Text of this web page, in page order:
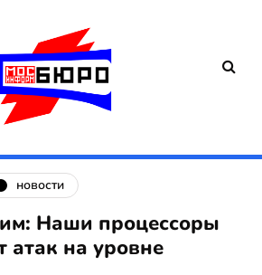
новости
Наши процессоры
на уровне